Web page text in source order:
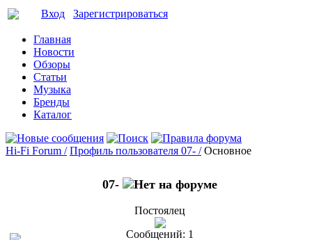
Вход Зарегистрироваться
Главная
Новости
Обзоры
Статьи
Музыка
Бренды
Каталог
Hi-Fi Forum / Профиль пользователя 07- / Основное
07-
Постоялец
Сообщений: 1